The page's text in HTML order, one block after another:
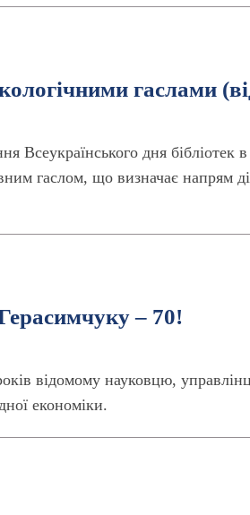
гаслами
Всеукраїнського дня бібліотек в
гаслом, що визначає напрям
– 70!
відомому науковцю,
економіки.